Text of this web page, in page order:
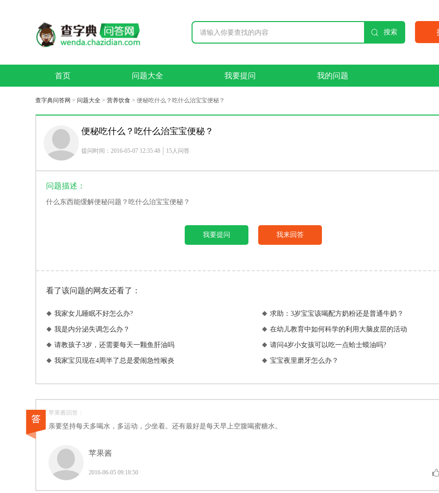
 搜索
首页 问题大全 我要提问 我的问题
查字典问答网 > 问题大全 > 营养饮食 > 便秘吃什么？吃什么治宝宝便秘？
便秘吃什么？吃什么治宝宝便秘？
提问时间：2016-05-07 12:35:48 15人问答
问题描述：
什么东西能缓解便秘问题？吃什么治宝宝便秘？
我要提问 我来回答
看了该问题的网友还看了：
 我家女儿睡眠不好怎么办?  求助：3岁宝宝该喝配方奶粉还是普通牛奶？
 我是内分泌失调怎么办？  在幼儿教育中如何科学的利用大脑皮层的活动
 请教孩子3岁，还需要每天一颗鱼肝油吗  请问4岁小女孩可以吃一点蛤士蟆油吗?
 我家宝贝现在4周半了总是爱闹急性喉炎  宝宝夜里磨牙怎么办？
苹果酱回答：
亲要坚持每天多喝水，多运动，少坐着。还有最好是每天早上空腹喝蜜糖水。
苹果酱
2016-06-05 09:18:50